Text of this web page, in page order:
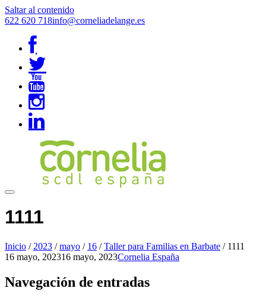
Saltar al contenido
622 620 718info@corneliadelange.es
1111
Inicio / 2023 / mayo / 16 / Taller para Familias en Barbate / 1111
16 mayo, 202316 mayo, 2023Cornelia España
Navegación de entradas